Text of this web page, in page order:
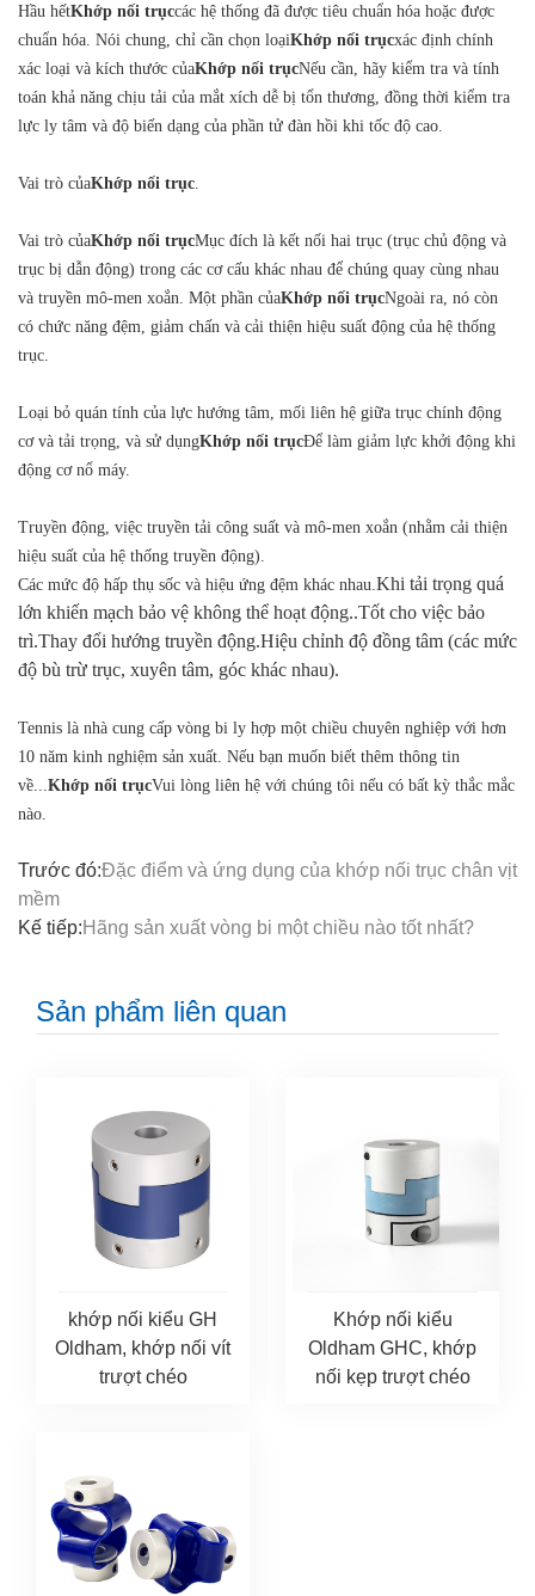
Hầu hếtKhớp nối trụccác hệ thống đã được tiêu chuẩn hóa hoặc được
chuẩn hóa. Nói chung, chỉ cần chọn loạiKhớp nối trụcxác định chính
xác loại và kích thước củaKhớp nối trụcNếu cần, hãy kiểm tra và tính
toán khả năng chịu tải của mắt xích dễ bị tổn thương, đồng thời kiểm tra
lực ly tâm và độ biến dạng của phần tử đàn hồi khi tốc độ cao.
Vai trò củaKhớp nối trục
Vai trò củaKhớp nối trụcMục đích là kết nối hai trục (trục chủ động và
trục bị dẫn động) trong các cơ cấu khác nhau để chúng quay cùng nhau
và truyền mô-men xoắn. ​​Một phần củaKhớp nối trụcNgoài ra, nó còn
có chức năng đệm, giảm chấn và cải thiện hiệu suất động của hệ thống
trục.
Loại bỏ quán tính của lực hướng tâm, mối liên hệ giữa trục chính động
cơ và tải trọng, và sử dụngKhớp nối trụcĐể làm giảm lực khởi động khi
động cơ nổ máy.
Truyền động, việc truyền tải công suất và mô-men xoắn (nhằm cải thiện
hiệu suất của hệ thống truyền động)
Các mức độ hấp thụ sốc và hiệu ứng đệm khác nhau Khi tải trọng quá
lớn khiến mạch bảo vệ không thể hoạt động..Tốt cho việc bảo
trì.Thay đổi hướng truyền động.Hiệu chỉnh độ đồng tâm (các mức
độ bù trừ trục, xuyên tâm, góc khác nhau).
Tennis là nhà cung cấp vòng bi ly hợp một chiều chuyên nghiệp với hơn
10 năm kinh nghiệm sản xuất. Nếu bạn muốn biết thêm thông tin
về... Khớp nối trụcVui lòng liên hệ với chúng tôi nếu có bất kỳ thắc mắc
nào.
Trước đó:Đặc điểm và ứng dụng của khớp nối trục chân vịt
mềm
Kế tiếp: Hãng sản xuất vòng bi một chiều nào tốt nhất?
Sản phẩm liên quan
khớp nối kiểu GH
Oldham, khớp nối vít
trượt chéo
Khớp nối kiểu
Oldham GHC, khớp
nối kẹp trượt chéo